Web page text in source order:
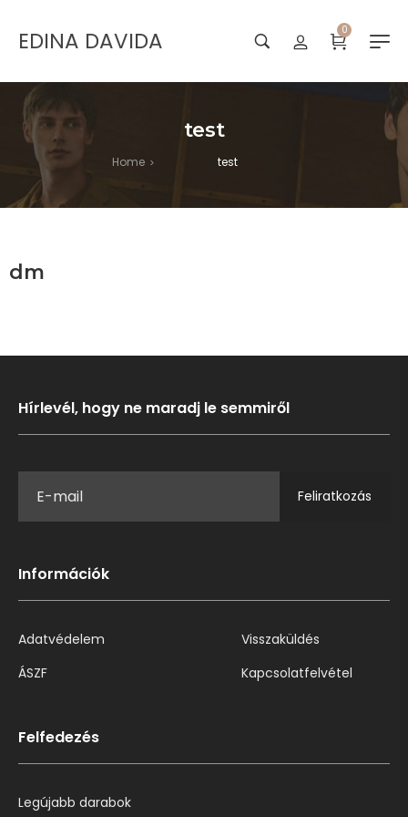
EDINA DAVIDA 0
test
Home > test
dm
Hírlevél, hogy ne maradj le semmiről
Feliratkozás
Információk
Adatvédelem
ÁSZF
Visszaküldés
Kapcsolatfelvétel
Felfedezés
Legújabb darabok